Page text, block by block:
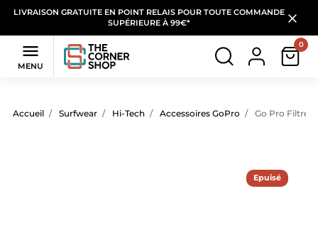
LIVRAISON GRATUITE EN POINT RELAIS POUR TOUTE COMMANDE
SUPÉRIEURE À 99€*

MENU
0
Accueil Surfwear Hi-Tech Accessoires GoPro Go Pro Filtre
Epuisé